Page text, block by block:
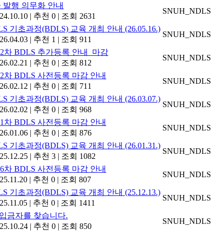
행 의무화 안내
| 추천 0 | 조회 2631
SNUH_NDLS
기초과정(BDLS) 교육 개최 안내 (26.05.16.)
| 추천 1 | 조회 911
SNUH_NDLS
차 BDLS 추가등록 안내_마감
| 추천 0 | 조회 812
SNUH_NDLS
차 BDLS 사전등록 마감 안내
| 추천 0 | 조회 711
SNUH_NDLS
기초과정(BDLS) 교육 개최 안내 (26.03.07.)
| 추천 0 | 조회 968
SNUH_NDLS
차 BDLS 사전등록 마감 안내
| 추천 0 | 조회 876
SNUH_NDLS
기초과정(BDLS) 교육 개최 안내 (26.01.31.)
| 추천 3 | 조회 1082
SNUH_NDLS
차 BDLS 사전등록 마감 안내
| 추천 0 | 조회 807
SNUH_NDLS
기초과정(BDLS) 교육 개최 안내 (25.12.13.)
| 추천 0 | 조회 1411
SNUH_NDLS
금자를 찾습니다.
| 추천 0 | 조회 850
SNUH_NDLS